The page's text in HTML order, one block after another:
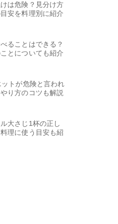
は危険？見分け方
安を料理別に紹介
ることはできる？
とについても紹介
トが危険と言われ
り方のコツも解説
大さじ1杯の正し
理に使う目安も紹